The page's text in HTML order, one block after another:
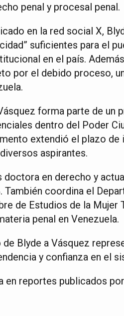
penal y procesal penal.
en la red social X,
suficientes para el
en el país.
por el debido proceso,
forma parte de un
dentro del Poder
extendió el plazo
aspirantes.
doctora en derecho y
También coordina el
de Estudios de la Mujer
penal en Venezuela.
Blyde a Vásquez
y confianza en el
en reportes publicados